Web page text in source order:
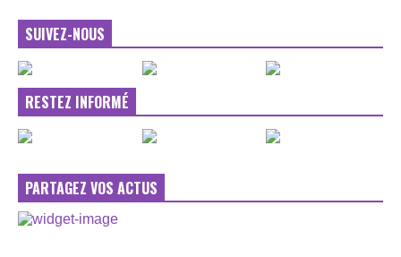
SUIVEZ-NOUS
RESTEZ INFORMÉ
PARTAGEZ VOS ACTUS